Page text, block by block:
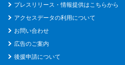
プレスリリース・情報提供はこちらから
アクセスデータの利用について
お問い合わせ
広告のご案内
後援申請について